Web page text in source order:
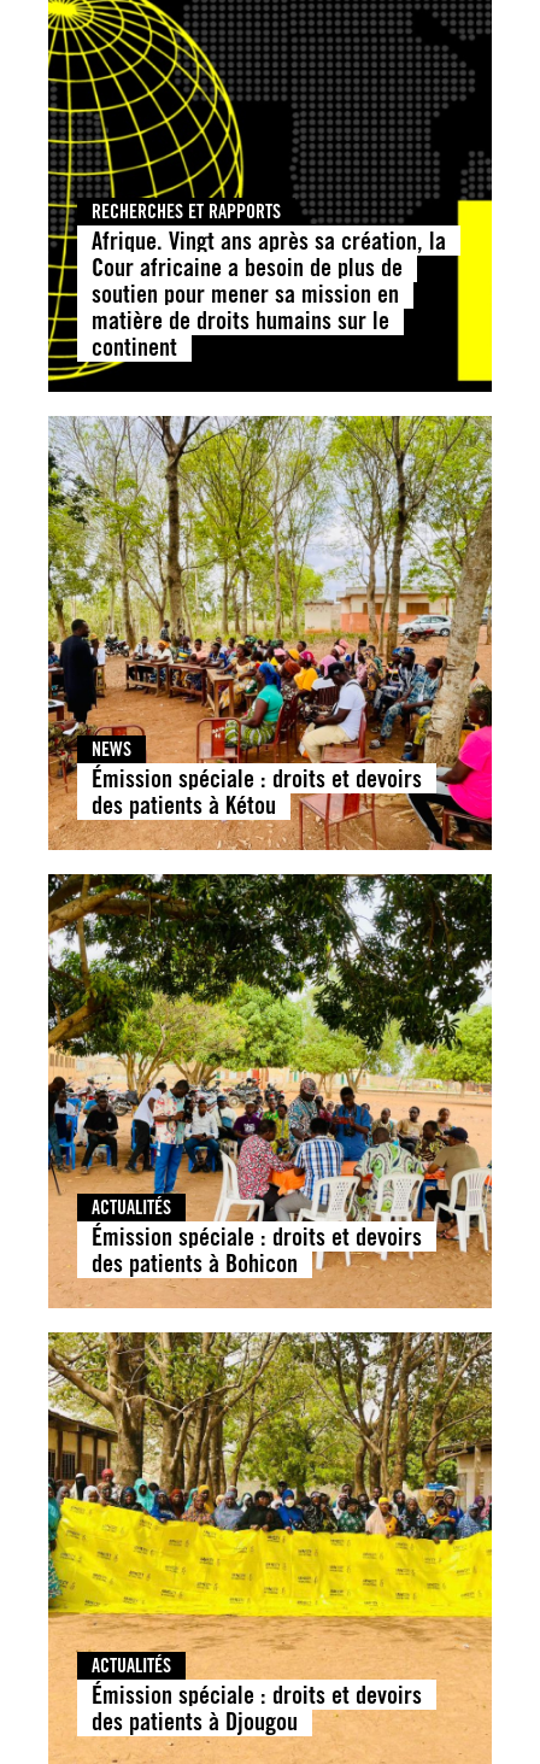
RECHERCHES ET RAPPORTS
Afrique. Vingt ans après sa création, la
Cour africaine a besoin de plus de
soutien pour mener sa mission en
matière de droits humains sur le
continent
NEWS
Émission spéciale : droits et devoirs
des patients à Kétou
ACTUALITÉS
Émission spéciale : droits et devoirs
des patients à Bohicon
ACTUALITÉS
Émission spéciale : droits et devoirs
des patients à Djougou